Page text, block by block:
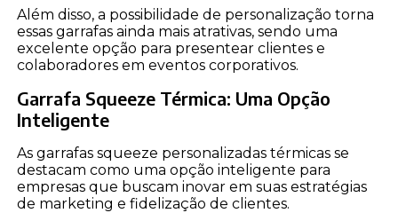
Além disso, a possibilidade de personalização torna
essas garrafas ainda mais atrativas, sendo uma
excelente opção para presentear clientes e
colaboradores em eventos corporativos.
Garrafa Squeeze Térmica: Uma Opção
Inteligente
As garrafas squeeze personalizadas térmicas se
destacam como uma opção inteligente para
empresas que buscam inovar em suas estratégias
de marketing e fidelização de clientes.